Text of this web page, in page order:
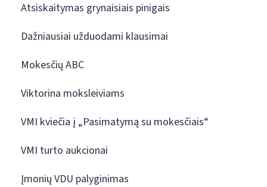
Atsiskaitymas grynaisiais pinigais
Dažniausiai užduodami klausimai
Mokesčių ABC
Viktorina moksleiviams
VMI kviečia į „Pasimatymą su mokesčiais“
VMI turto aukcionai
Įmonių VDU palyginimas